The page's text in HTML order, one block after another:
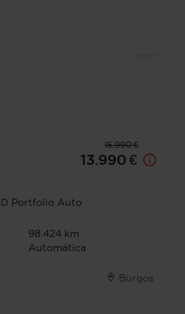
15.990 €
13.990 €
Portfolio Auto
98.424 km
Automática
Burgos